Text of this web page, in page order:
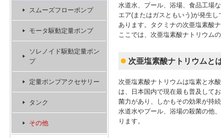
水道水、プール、浴場、食品工場
エア(またはガスともいう)が発生
あります。タクミナの次亜塩素酸
ここでは、次亜塩素酸ナトリウム
次亜塩素酸ナトリウムと
次亜塩素酸ナトリウムは塩素と水
は、日本国内で現在最も普及して
菌力があり、しかもその効果が持
水道水やプール、浴場の殺菌の他
ります。
スムーズフローポンプ
モータ駆動定量ポンプ
ソレノイド駆動定量ポン
プ
定量ポンプアクセサリー
タンク
その他